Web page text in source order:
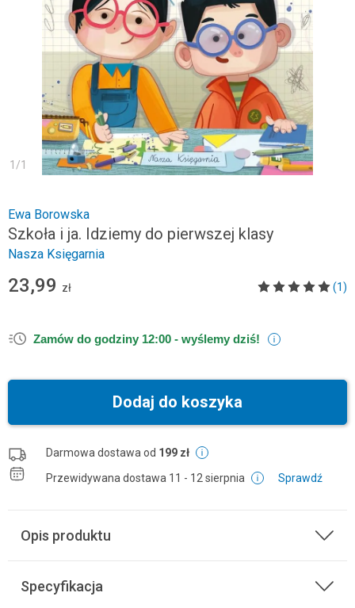
1 /1
Ewa Borowska
Szkoła i ja. Idziemy do pierwszej klasy
Nasza Księgarnia
23,99 zł (1)
Zamów do godziny 12:00 - wyślemy dziś!
Dodaj do koszyka
Darmowa dostawa od 199 zł
Przewidywana dostawa 11 - 12 sierpnia Sprawdź
Opis produktu
Specyfikacja